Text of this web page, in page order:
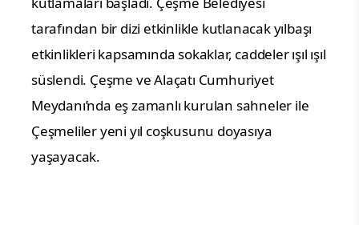
tarafından bir dizi etkinlikle kutlanacak yılbaşı
etkinlikleri kapsamında sokaklar, caddeler ışıl ışıl
süslendi. Çeşme ve Alaçatı Cumhuriyet
Meydanı’nda eş zamanlı kurulan sahneler ile
Çeşmeliler yeni yıl coşkusunu doyasıya
yaşayacak.